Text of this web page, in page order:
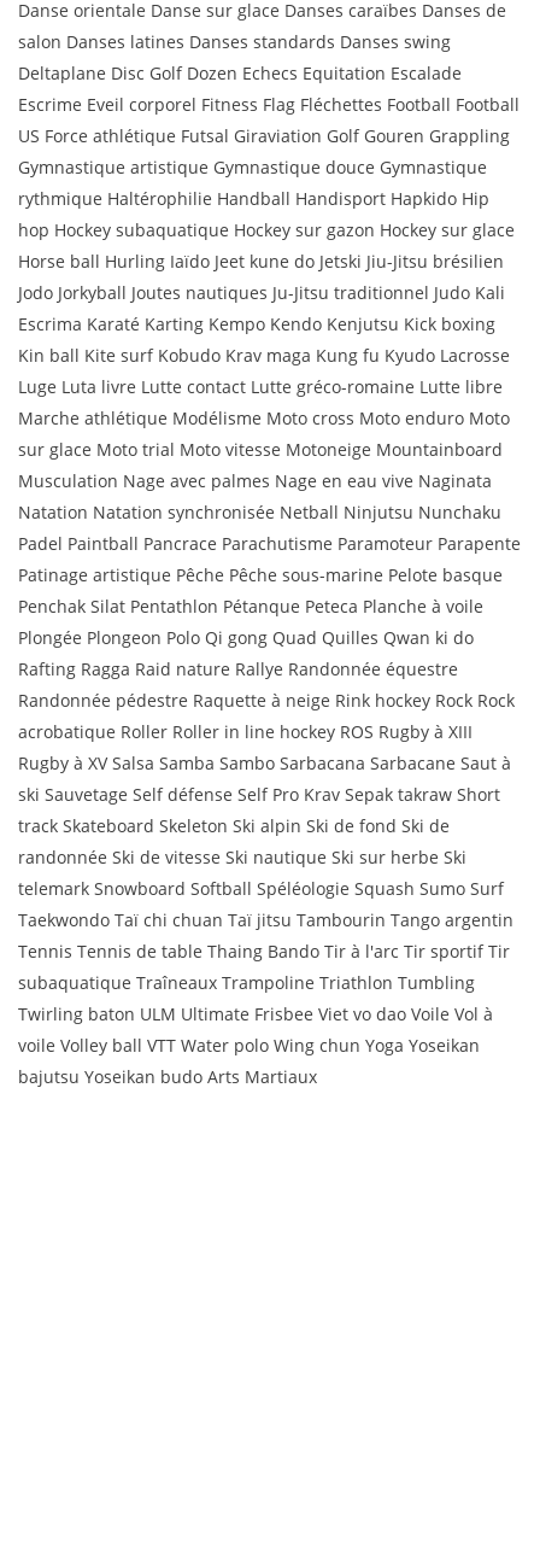
Danse orientale Danse sur glace Danses caraïbes Danses de
salon Danses latines Danses standards Danses swing
Deltaplane Disc Golf Dozen Echecs Equitation Escalade
Escrime Eveil corporel Fitness Flag Fléchettes Football Football
US Force athlétique Futsal Giraviation Golf Gouren Grappling
Gymnastique artistique Gymnastique douce Gymnastique
rythmique Haltérophilie Handball Handisport Hapkido Hip
hop Hockey subaquatique Hockey sur gazon Hockey sur glace
Horse ball Hurling Iaïdo Jeet kune do Jetski Jiu-Jitsu brésilien
Jodo Jorkyball Joutes nautiques Ju-Jitsu traditionnel Judo Kali
Escrima Karaté Karting Kempo Kendo Kenjutsu Kick boxing
Kin ball Kite surf Kobudo Krav maga Kung fu Kyudo Lacrosse
Luge Luta livre Lutte contact Lutte gréco-romaine Lutte libre
Marche athlétique Modélisme Moto cross Moto enduro Moto
sur glace Moto trial Moto vitesse Motoneige Mountainboard
Musculation Nage avec palmes Nage en eau vive Naginata
Natation Natation synchronisée Netball Ninjutsu Nunchaku
Padel Paintball Pancrace Parachutisme Paramoteur Parapente
Patinage artistique Pêche Pêche sous-marine Pelote basque
Penchak Silat Pentathlon Pétanque Peteca Planche à voile
Plongée Plongeon Polo Qi gong Quad Quilles Qwan ki do
Rafting Ragga Raid nature Rallye Randonnée équestre
Randonnée pédestre Raquette à neige Rink hockey Rock Rock
acrobatique Roller Roller in line hockey ROS Rugby à XIII
Rugby à XV Salsa Samba Sambo Sarbacana Sarbacane Saut à
ski Sauvetage Self défense Self Pro Krav Sepak takraw Short
track Skateboard Skeleton Ski alpin Ski de fond Ski de
randonnée Ski de vitesse Ski nautique Ski sur herbe Ski
telemark Snowboard Softball Spéléologie Squash Sumo Surf
Taekwondo Taï chi chuan Taï jitsu Tambourin Tango argentin
Tennis Tennis de table Thaing Bando Tir à l'arc Tir sportif Tir
subaquatique Traîneaux Trampoline Triathlon Tumbling
Twirling baton ULM Ultimate Frisbee Viet vo dao Voile Vol à
voile Volley ball VTT Water polo Wing chun Yoga Yoseikan
bajutsu Yoseikan budo Arts Martiaux